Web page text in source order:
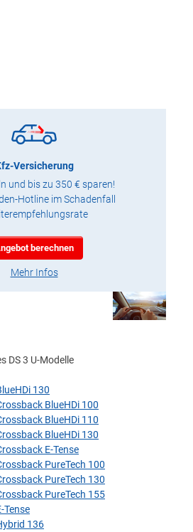
Versicherung
und bis zu 350 € sparen!
Hotline im Schadenfall
berechnen
Mehr Infos
DS 3 U-Modelle
130
BlueHDi 100
BlueHDi 110
BlueHDi 130
E-Tense
PureTech 100
PureTech 130
PureTech 155
Tense
136